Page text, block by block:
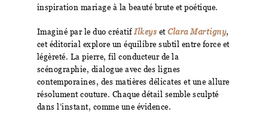
inspiration mariage à la beauté brute et poétique.
Imaginé par le duo créatifIlkeys etClara Martigny,
cet éditorial explore un équilibre subtil entre force et
légèreté. La pierre, fil conducteur de la
scénographie, dialogue avec des lignes
contemporaines, des matières délicates et une allure
résolument couture. Chaque détail semble sculpté
dans l’instant, comme une évidence.